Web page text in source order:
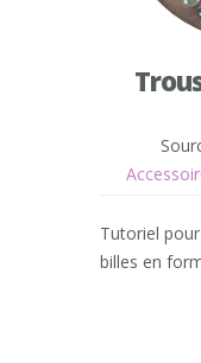
Tutoriel
billes en